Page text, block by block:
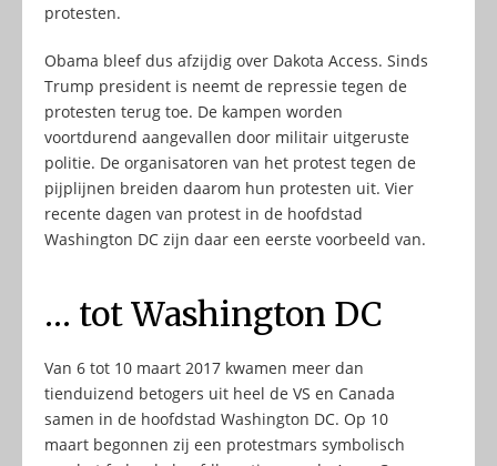
protesten.
Obama bleef dus afzijdig over Dakota Access. Sinds
Trump president is neemt de repressie tegen de
protesten terug toe. De kampen worden
voortdurend aangevallen door militair uitgeruste
politie. De organisatoren van het protest tegen de
pijplijnen breiden daarom hun protesten uit. Vier
recente dagen van protest in de hoofdstad
Washington DC zijn daar een eerste voorbeeld van.
… tot Washington DC
Van 6 tot 10 maart 2017 kwamen meer dan
tienduizend betogers uit heel de VS en Canada
samen in de hoofdstad Washington DC. Op 10
maart begonnen zij een protestmars symbolisch